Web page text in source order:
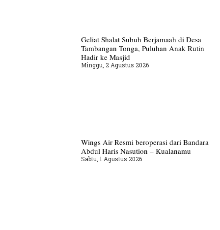
Geliat Shalat Subuh Berjamaah di Desa
Tambangan Tonga, Puluhan Anak Rutin
Hadir ke Masjid
Minggu, 2 Agustus 2026
Wings Air Resmi beroperasi dari Bandara
Abdul Haris Nasution – Kualanamu
Sabtu, 1 Agustus 2026